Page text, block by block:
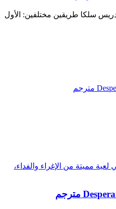
سلكا طريقين مختلفين: الأول
مميتة من الإغراء والفداء،